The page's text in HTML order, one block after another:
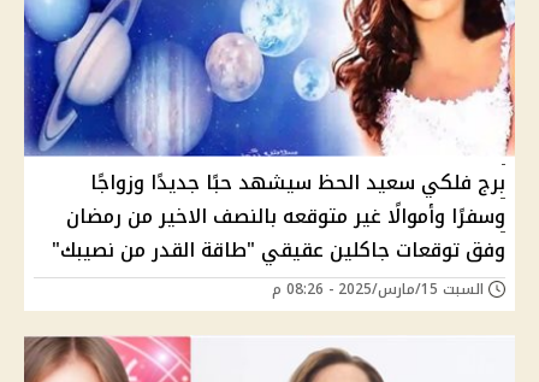
برج فلكي سعيد الحظ سيشهد حبًا جديدًا وزواجًا
وسفرًا وأموالًا غير متوقعه بالنصف الاخير من رمضان
وفق توقعات جاكلين عقيقي "طاقة القدر من نصيبك"
السبت 15/مارس/2025 - 08:26 م